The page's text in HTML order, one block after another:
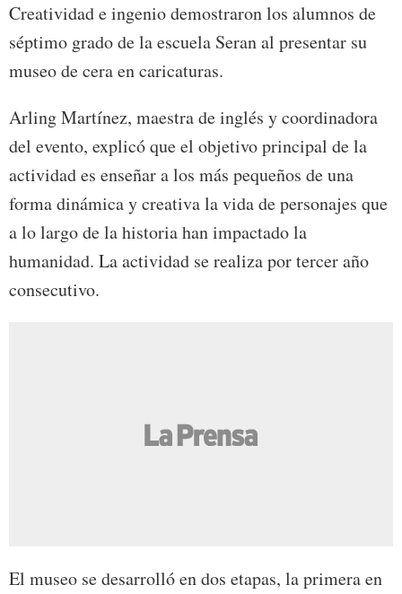
Creatividad e ingenio demostraron los alumnos de
séptimo grado de la escuela Seran al presentar su
museo de cera en caricaturas.
Arling Martínez, maestra de inglés y coordinadora
del evento, explicó que el objetivo principal de la
actividad es enseñar a los más pequeños de una
forma dinámica y creativa la vida de personajes que
a lo largo de la historia han impactado la
humanidad. La actividad se realiza por tercer año
consecutivo.
El museo se desarrolló en dos etapas, la primera en